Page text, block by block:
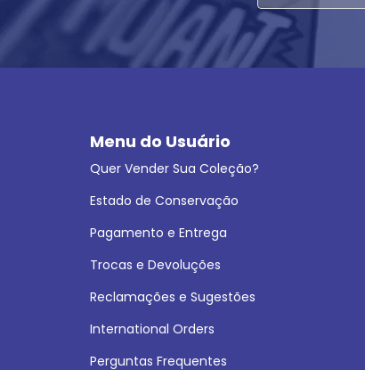
Menu do Usuário
Quer Vender Sua Coleção?
Estado de Conservação
Pagamento e Entrega
Trocas e Devoluções
Reclamações e Sugestões
International Orders
Perguntas Frequentes